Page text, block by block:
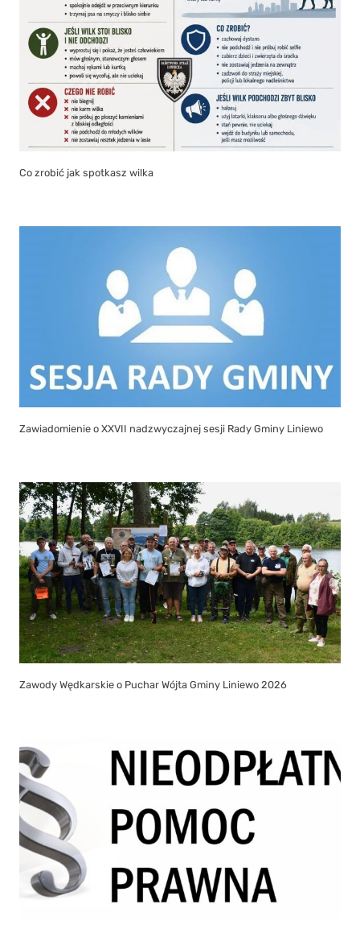
Co zrobić jak spotkasz wilka
Zawiadomienie o XXVII nadzwyczajnej sesji Rady Gminy Liniewo
Zawody Wędkarskie o Puchar Wójta Gminy Liniewo 2026